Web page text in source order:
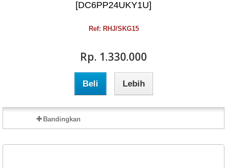
[DC6PP24UKY1U]
Ref: RHJ/SKG15
Rp‎. 1.330.000
Beli Lebih
Bandingkan